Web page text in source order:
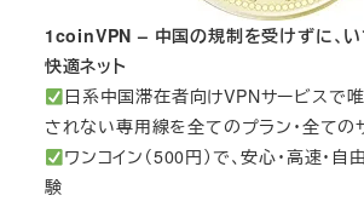
1coinVPN – 中国の規制を受けずに、
快適ネット
日系中国滞在者向けVPNサービスで
されない専用線を全てのプラン・全ての
ワンコイン（500円）で、安心・高速・
験